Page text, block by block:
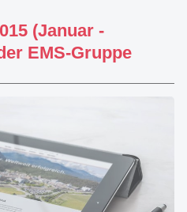
(Januar -
EMS-Gruppe